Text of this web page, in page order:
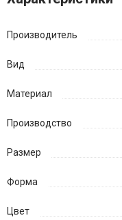
Производитель
Вид
Материал
Производство
Размер
Форма
Цвет